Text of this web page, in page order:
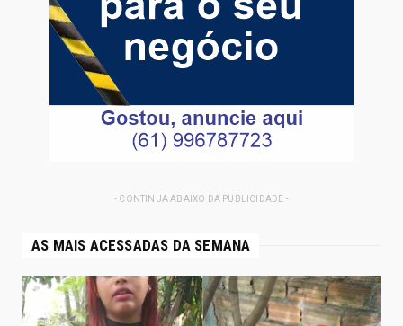
- CONTINUA ABAIXO DA PUBLICIDADE -
AS MAIS ACESSADAS DA SEMANA